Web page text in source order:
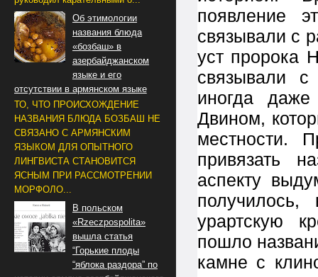
появление
связывали с
уст пророка
связывали
иногда даже
Двином,
местности.
привязать
аспекту
урартскую
пошло
камне с
Об этимологии
названия блюда
«бозбаш» в
азербайджанском
языке и его
отсутствии в армянском языке
ТО, ЧТО ПРОИСХОЖДЕНИЕ
НАЗВАНИЯ БЛЮДА БОЗБАШ НЕ
СВЯЗАНО С АРМЯНСКИМ
ЯЗЫКОМ ДЛЯ ОПЫТНОГО
ЛИНГВИСТА СТАНОВИТСЯ
ЯСНЫМ ПРИ РАССМОТРЕНИИ
МОРФОЛО...
В польском
«Rzeczpospolita»
вышла статья
“Горькие плоды
“яблока раздора” по